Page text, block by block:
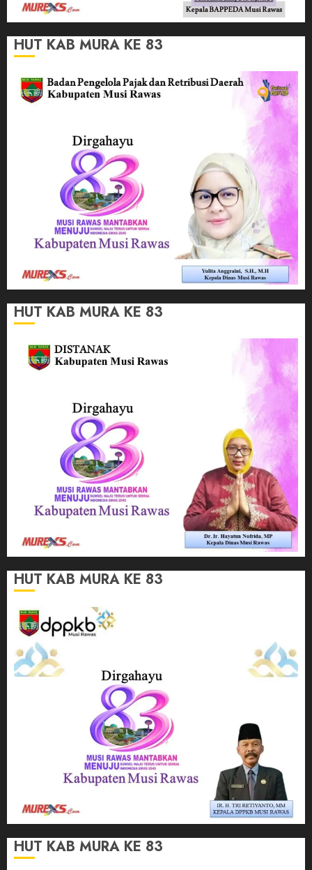
HUT KAB MURA KE 83
HUT KAB MURA KE 83
HUT KAB MURA KE 83
HUT KAB MURA KE 83